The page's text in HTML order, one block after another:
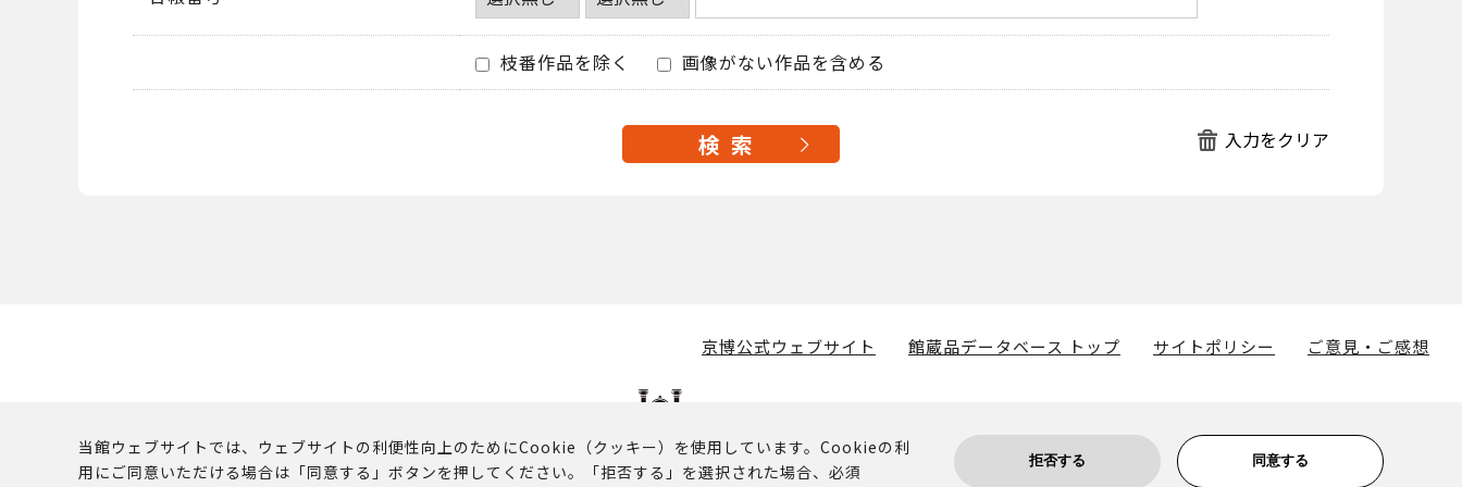
枝番作品を除く 画像がない作品を含める
京博公式ウェブサイト 館蔵品データベース トップ サイトポリシー ご意見・ご感想
このウェブサイトに掲載されるコンテンツに関する著作権その他の権利は、京都国立博物館に帰属します。
当館ウェブサイトでは、ウェブサイトの利便性向上のためにCookie（クッキー）を使用しています。Cookieの利
用にご同意いただける場合は「同意する」ボタンを押してください。「拒否する」を選択された場合、必須
拒否する 同意する